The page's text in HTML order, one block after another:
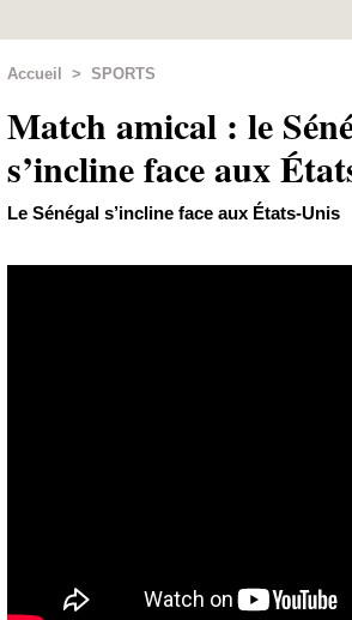
Accueil > SPORTS
Match amical : le
s’incline face aux
Le Sénégal s’incline face aux États-Unis